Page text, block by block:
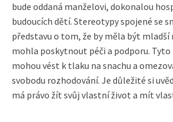
bude oddaná manželovi, dokonalou
budoucích dětí. Stereotypy spojené se
představu o tom, že by měla být mladší
mohla poskytnout péči a podporu.
mohou vést k tlaku na snachu a
svobodu rozhodování. Je důležité si
má právo žít svůj vlastní život a mít